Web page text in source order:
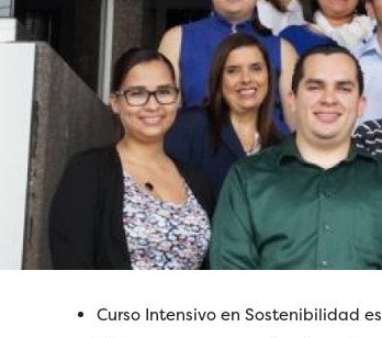
Curso Intensivo en Sostenibilidad